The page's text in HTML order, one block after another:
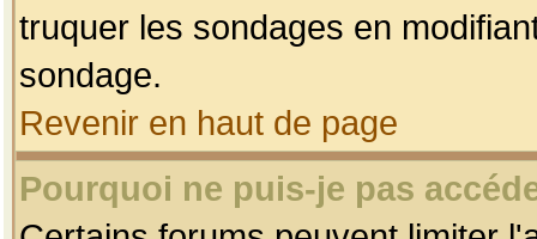
truquer les sondages en
sondage.
Revenir en haut de page
Pourquoi ne puis-je pas